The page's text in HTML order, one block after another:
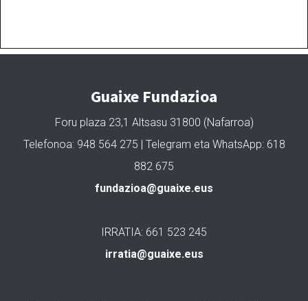
Guaixe Fundazioa
Foru plaza 23,1 Altsasu 31800 (Nafarroa)
Telefonoa: 948 564 275 | Telegram eta WhatsApp: 618
882 675
fundazioa@guaixe.eus
IRRATIA: 661 523 245
irratia@guaixe.eus